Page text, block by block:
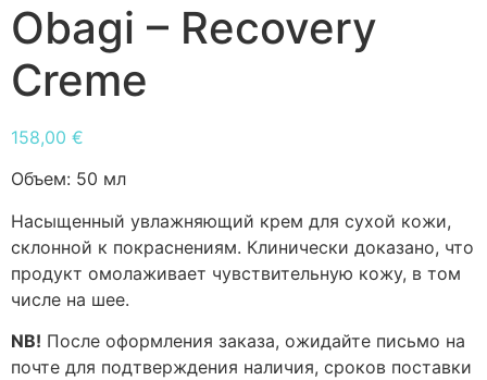
Obagi – Recovery
Creme
158,00 €
Объем: 50 мл
Насыщенный увлажняющий крем для сухой кожи,
склонной к покраснениям. Клинически доказано, что
продукт омолаживает чувствительную кожу, в том
числе на шее.
NB! После оформления заказа, ожидайте письмо на
почте для подтверждения наличия, сроков поставки